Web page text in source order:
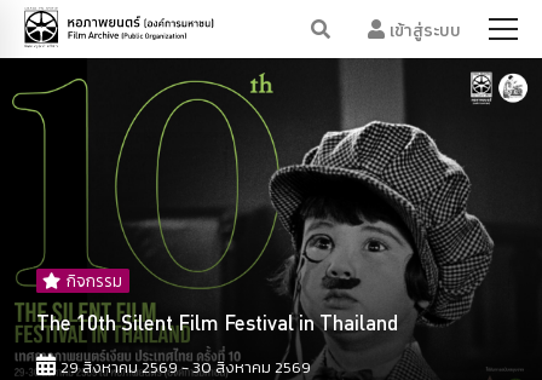
เข้าสู่ระบบ
กิจกรรม
The 10th Silent Film Festival in Thailand
29 สิงหาคม 2569 - 30 สิงหาคม 2569